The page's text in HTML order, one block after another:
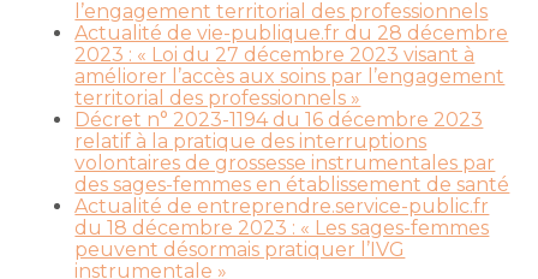
l’engagement territorial des professionnels
Actualité de vie-publique.fr du 28 décembre
2023 : « Loi du 27 décembre 2023 visant à
améliorer l’accès aux soins par l’engagement
territorial des professionnels »
Décret n° 2023-1194 du 16 décembre 2023
relatif à la pratique des interruptions
volontaires de grossesse instrumentales par
des sages-femmes en établissement de santé
Actualité de entreprendre.service-public.fr
du 18 décembre 2023 : « Les sages-femmes
peuvent désormais pratiquer l’IVG
instrumentale »